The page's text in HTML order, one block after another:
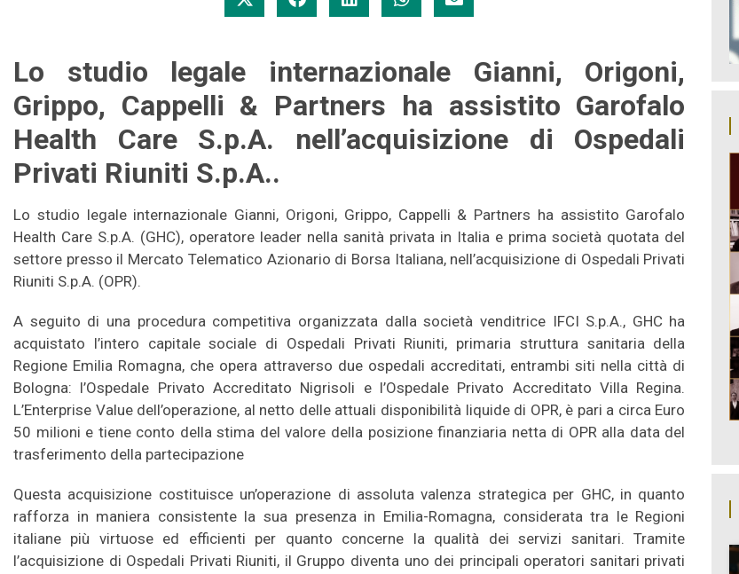
Lo studio legale internazionale Gianni, Origoni,
Grippo, Cappelli & Partners ha assistito Garofalo
Health Care S.p.A. nell’acquisizione di Ospedali
Privati Riuniti S.p.A..
Lo studio legale internazionale Gianni, Origoni, Grippo, Cappelli & Partners ha assistito Garofalo
Health Care S.p.A. (GHC), operatore leader nella sanità privata in Italia e prima società quotata del
settore presso il Mercato Telematico Azionario di Borsa Italiana, nell’acquisizione di Ospedali Privati
Riuniti S.p.A. (OPR).
A seguito di una procedura competitiva organizzata dalla società venditrice IFCI S.p.A., GHC ha
acquistato l’intero capitale sociale di Ospedali Privati Riuniti, primaria struttura sanitaria della
Regione Emilia Romagna, che opera attraverso due ospedali accreditati, entrambi siti nella città di
Bologna: l’Ospedale Privato Accreditato Nigrisoli e l’Ospedale Privato Accreditato Villa Regina.
L’Enterprise Value dell’operazione, al netto delle attuali disponibilità liquide di OPR, è pari a circa Euro
50 milioni e tiene conto della stima del valore della posizione finanziaria netta di OPR alla data del
trasferimento della partecipazione
Questa acquisizione costituisce un’operazione di assoluta valenza strategica per GHC, in quanto
rafforza in maniera consistente la sua presenza in Emilia-Romagna, considerata tra le Regioni
italiane più virtuose ed efficienti per quanto concerne la qualità dei servizi sanitari. Tramite
l’acquisizione di Ospedali Privati Riuniti, il Gruppo diventa uno dei principali operatori sanitari privati